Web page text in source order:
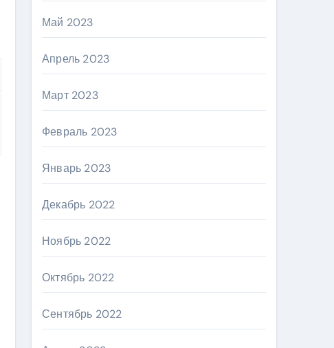
Май 2023
Апрель 2023
Март 2023
Февраль 2023
Январь 2023
Декабрь 2022
Ноябрь 2022
Октябрь 2022
Сентябрь 2022